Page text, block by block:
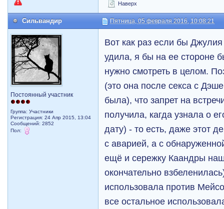
Наверх
Сильвандир Пятница, 05 февраля 2016, 10:08:21
Постоянный участник
Группа: Участники
Регистрация: 24 Апр 2015, 13:04
Сообщений: 2852
Пол:
Вот как раз если бы
удила, я бы на ее стороне
нужно смотреть в целом.
(это она после секса с
была), что запрет на
получила, кагда узнала о
дату) - то есть, даже этот
с аварией, а с
ещё и сережку Каандры
окончательно
использовала против
все остальное